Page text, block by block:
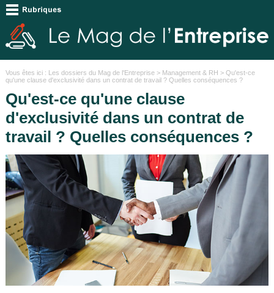
Vous êtes ici : Les dossiers du Mag de l'Entreprise> Management & RH > Qu'est-ce
qu'une clause d'exclusivité dans un contrat de travail ? Quelles conséquences ?
Qu'est-ce qu'une clause
d'exclusivité dans un contrat de
travail ? Quelles conséquences ?